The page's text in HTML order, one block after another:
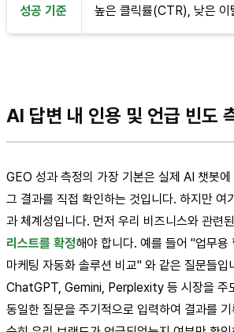
성공 기준 높은 클릭률(CTR), 낮은 이
AI 답변 내 인용 및 언급 빈도
GEO 성과 측정의 가장 기본은 실제 AI 챗봇
그 결과를 직접 확인하는 것입니다. 하지만 여
과 체계성입니다. 먼저 우리 비즈니스와 관련된
리스트를 확정해야 합니다. 예를 들어 "업무
마케팅 자동화 솔루션 비교" 와 같은 질문들입
ChatGPT, Gemini, Perplexity 등 시장을 주
동일한 질문을 주기적으로 입력하여 결과를